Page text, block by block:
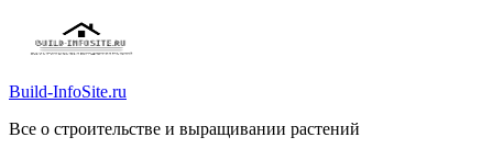
Build-InfoSite.ru
Все о строительстве и выращивании растений